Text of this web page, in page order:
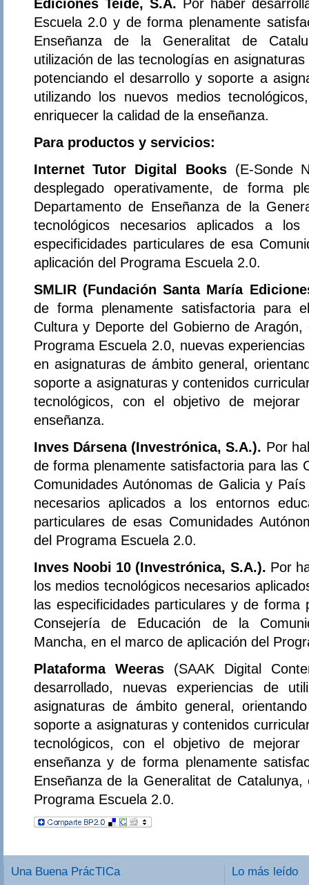
Escuela 2.0 y de forma plenamente
Enseñanza de la Generalitat de
utilización de las tecnologías en
potenciando el desarrollo y soporte a
utilizando los nuevos medios
enriquecer la calidad de la enseñanza.
Para productos y servicios:
Internet Tutor Digital Books (E-Sonde
desplegado operativamente, de forma
Departamento de Enseñanza de la
tecnológicos necesarios aplicados a
especificidades particulares de esa
aplicación del Programa Escuela 2.0.
SMLIR (Fundación Santa María
de forma plenamente satisfactoria para
Cultura y Deporte del Gobierno de
Programa Escuela 2.0, nuevas
en asignaturas de ámbito general,
soporte a asignaturas y contenidos
tecnológicos, con el objetivo de
enseñanza.
Inves Dársena (Investrónica, S.A.). Por
de forma plenamente satisfactoria para las
Comunidades Autónomas de Galicia y
necesarios aplicados a los entornos
particulares de esas Comunidades
del Programa Escuela 2.0.
Inves Noobi 10 (Investrónica, S.A.). Por
los medios tecnológicos necesarios
las especificidades particulares y de forma
Consejería de Educación de la
Mancha, en el marco de aplicación del
Plataforma Weeras(SAAK Digital
desarrollado, nuevas experiencias de
asignaturas de ámbito general,
soporte a asignaturas y contenidos
tecnológicos, con el objetivo de
enseñanza y de forma plenamente
Enseñanza de la Generalitat de
Programa Escuela 2.0.
Una Buena PrácTICa Lo más leído